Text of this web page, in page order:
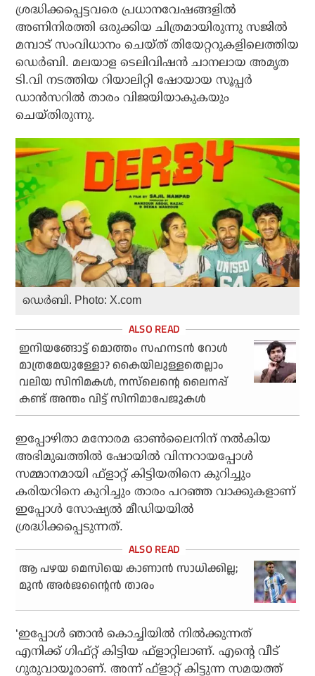
ശ്രദ്ധിക്കപ്പെട്ടവരെ പ്രധാനവേഷങ്ങളില്‍
അണിനിരത്തി ഒരുക്കിയ ചിത്രമായിരുന്നു സജില്‍
മമ്പാട് സംവിധാനം ചെയ്ത് തിയേറ്ററുകളിലെത്തിയ
ഡെര്‍ബി. മലയാള ടെലിവിഷന്‍ ചാനലായ അമൃത
ടി.വി നടത്തിയ റിയാലിറ്റി ഷോയായ സൂപ്പര്‍
ഡാന്‍സറില്‍ താരം വിജയിയാകുകയും
ചെയ്തിരുന്നു.
ഡെര്‍ബി. Photo: X.com
ഇനിയങ്ങോട്ട് മൊത്തം സഹനടന്‍ റോള്‍
മാത്രമേയുള്ളോ? കൈയിലുള്ളതെല്ലാം
വലിയ സിനിമകള്‍, നസ്‌ലെന്റെ ലൈനപ്പ്
കണ്ട് അന്തം വിട്ട് സിനിമാപേജുകള്‍
ഇപ്പോഴിതാ മനോരമ ഓണ്‍ലൈനിന് നല്‍കിയ
അഭിമുഖത്തില്‍ ഷോയില്‍ വിന്നറായപ്പോള്‍
സമ്മാനമായി ഫ്‌ളാറ്റ് കിട്ടിയതിനെ കുറിച്ചും
കരിയറിനെ കുറിച്ചും താരം പറഞ്ഞ വാക്കുകളാണ്
ഇപ്പോള്‍ സോഷ്യല്‍ മീഡിയയില്‍
ശ്രദ്ധിക്കപ്പെടുന്നത്.
ആ പഴയ മെസിയെ കാണാന്‍ സാധിക്കില്ല;
മുന്‍ അര്‍ജന്റൈന്‍ താരം
‘ഇപ്പോള്‍ ഞാന്‍ കൊച്ചിയില്‍ നില്‍ക്കുന്നത്
എനിക്ക് ഗിഫ്റ്റ് കിട്ടിയ ഫ്‌ളാറ്റിലാണ്. എന്റെ വീട്
ഗുരുവായൂരാണ്. അന്ന് ഫ്‌ളാറ്റ് കിട്ടുന്ന സമയത്ത്